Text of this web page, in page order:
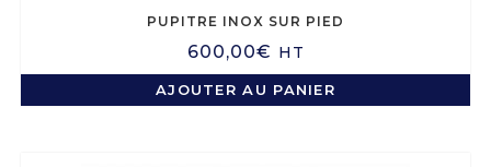
PUPITRE INOX SUR PIED
600,00€ HT
AJOUTER AU PANIER